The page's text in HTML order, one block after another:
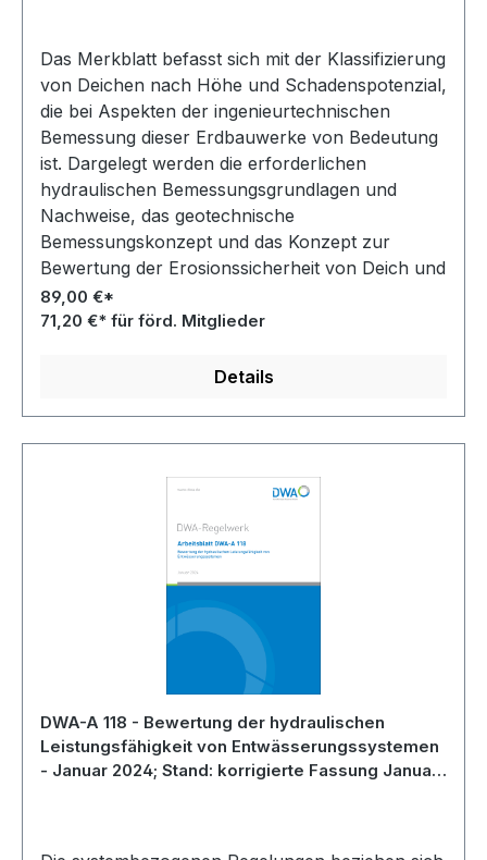
Das Merkblatt befasst sich mit der Klassifizierung
von Deichen nach Höhe und Schadenspotenzial,
die bei Aspekten der ingenieurtechnischen
Bemessung dieser Erdbauwerke von Bedeutung
ist. Dargelegt werden die erforderlichen
hydraulischen Bemessungsgrundlagen und
Nachweise, das geotechnische
Bemessungskonzept und das Konzept zur
Bewertung der Erosionssicherheit von Deich und
Untergrund. In diesem Zusammenhang werden
Hinweise zu Leitungsführungen und
89,00 €*
71,20 €* für förd. Mitglieder
Details
DWA-A 118 - Bewertung der hydraulischen
Leistungsfähigkeit von Entwässerungssystemen
- Januar 2024; Stand: korrigierte Fassung Januar